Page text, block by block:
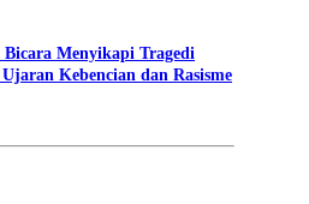
Menyikapi Tragedi
Kebencian dan Rasisme